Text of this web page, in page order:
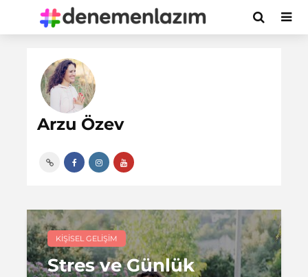
Arzu Özev
KIŞISEL GELIŞIM
Stres ve Günlük